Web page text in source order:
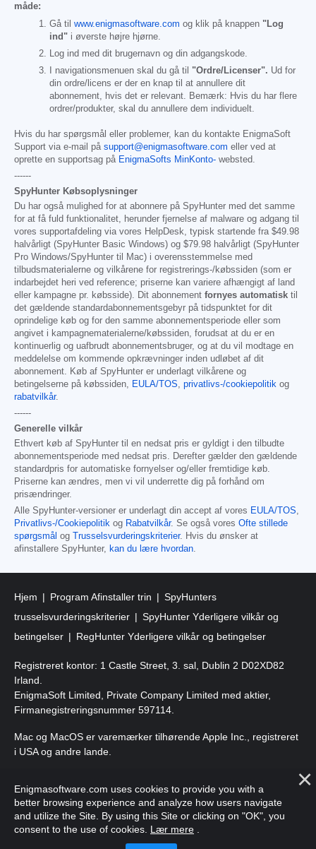
måde:
Gå til www.enigmasoftware.com og klik på knappen "Log
ind" i øverste højre hjørne.
Log ind med dit brugernavn og din adgangskode.
I navigationsmenuen skal du gå til "Ordre/Licenser". Ud for
din ordre/licens er der en knap til at annullere dit
abonnement, hvis det er relevant. Bemærk: Hvis du har flere
ordrer/produkter, skal du annullere dem individuelt.
Hvis du har spørgsmål eller problemer, kan du kontakte EnigmaSoft
Support via e-mail på support@enigmasoftware.com eller ved at
oprette en supportsag på EnigmaSofts MinKonto- websted.
------
SpyHunter Købsoplysninger
Du har også mulighed for at abonnere på SpyHunter med det samme
for at få fuld funktionalitet, herunder fjernelse af malware og adgang til
vores supportafdeling via vores HelpDesk, typisk startende fra $49.98
halvårligt (SpyHunter Basic Windows) og $79.98 halvårligt (SpyHunter
Pro Windows/SpyHunter til Mac) i overensstemmelse med
tilbudsmaterialerne og vilkårene for registrerings-/købssiden (som er
indarbejdet heri ved reference; priserne kan variere afhængigt af land
eller kampagne pr. købsside). Dit abonnement fornyes automatisk til
det gældende standardabonnementsgebyr på tidspunktet for dit
oprindelige køb og for den samme abonnementsperiode eller som
angivet i kampagnematerialerne/købssiden, forudsat at du er en
kontinuerlig og uafbrudt abonnementsbruger, og at du vil modtage en
meddelelse om kommende opkrævninger inden udløbet af dit
abonnement. Køb af SpyHunter er underlagt vilkårene og
betingelserne på købssiden, EULA/TOS, privatlivs-/cookiepolitik og
rabatvilkår.
------
Generelle vilkår
Ethvert køb af SpyHunter til en nedsat pris er gyldigt i den tilbudte
abonnementsperiode med nedsat pris. Derefter gælder den gældende
standardpris for automatiske fornyelser og/eller fremtidige køb.
Priserne kan ændres, men vi vil underrette dig på forhånd om
prisændringer.
Alle SpyHunter-versioner er underlagt din accept af vores EULA/TOS,
Privatlivs-/Cookiepolitik og Rabatvilkår. Se også vores Ofte stillede
spørgsmål og Trusselsvurderingskriterier. Hvis du ønsker at
afinstallere SpyHunter, kan du lære hvordan.
Hjem Program Afinstaller trin
SpyHunters
trusselsvurderingskriterier
SpyHunter Yderligere vilkår og
betingelser
RegHunter Yderligere vilkår og betingelser
Registreret kontor: 1 Castle Street, 3. sal, Dublin 2 D02XD82
Irland.
EnigmaSoft Limited, Private Company Limited med aktier,
Firmanegistreringsnummer 597114.
Mac og MacOS er varemærker tilhørende Apple Inc., registreret
i USA og andre lande.
forbeholdes.
Enigmasoftware.com uses cookies to provide you with a
better browsing experience and analyze how users navigate
and utilize the Site. By using this Site or clicking on "OK", you
consent to the use of cookies. Lær mere